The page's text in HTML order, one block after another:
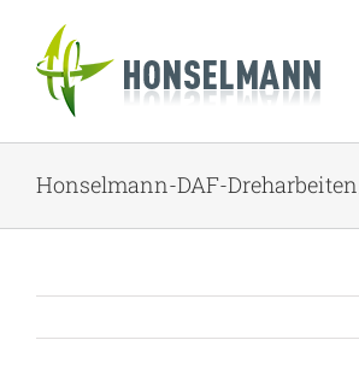
springen
Honselmann-DAF-